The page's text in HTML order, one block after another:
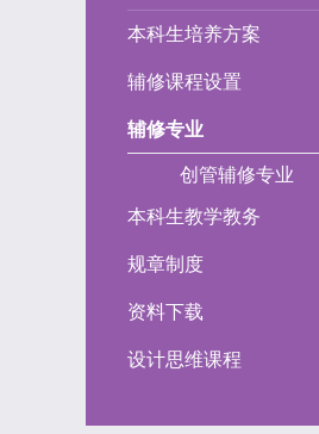
本科生培养方案
辅修课程设置
辅修专业
创管辅修专业
本科生教学教务
规章制度
资料下载
设计思维课程